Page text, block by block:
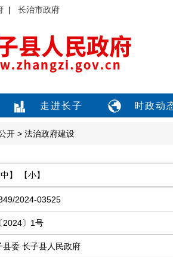
| 长治市政府
走进长子 时政动
开 > 法治政府建设
中】 【小】
2024-03525
2024〕1号
县委 长子县人民政府